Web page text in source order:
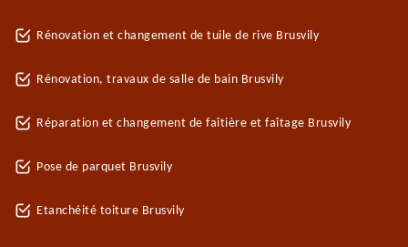
Rénovation et changement de tuile de rive Brusvily
Rénovation, travaux de salle de bain Brusvily
Réparation et changement de faîtière et faîtage Brusvily
Pose de parquet Brusvily
Etanchéité toiture Brusvily